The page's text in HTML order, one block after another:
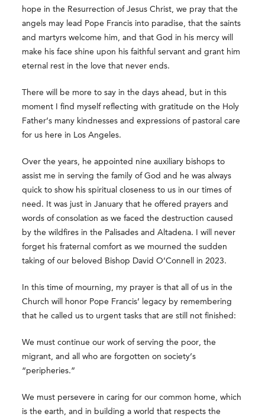
hope in the Resurrection of Jesus Christ, we pray that the
angels may lead Pope Francis into paradise, that the saints
and martyrs welcome him, and that God in his mercy will
make hisface shine upon his faithful servant and grant him
eternal rest in the love that never ends.
There will be more to say in the days ahead, but in this
moment I find myself reflecting with gratitude on the Holy
Father’s many kindnesses and expressions of pastoral care
for us here in Los Angeles.
Over the years, he appointed nine auxiliary bishops to
assist me in serving the family of God and he was always
quick to show his spiritual closeness to us in our times of
need. It was just in January that he offered prayers and
words of consolation as we faced the destruction caused
by the wildfires in the Palisades and Altadena. I will never
forget his fraternal comfort as we mourned the sudden
taking of our beloved Bishop David O’Connell in 2023.
In this time of mourning, my prayer is that all of us in the
Church will honor Pope Francis’ legacy by remembering
that he called us to urgent tasks that are still not finished:
We must continue our work of serving the poor, the
migrant, and all who are forgotten on society’s
“peripheries.”
We must persevere in caring for our common home, which
is the earth, and in building a world that respects the